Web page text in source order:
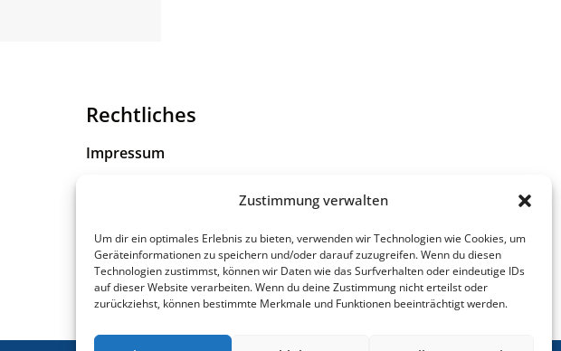
Zustimmung verwalten
Um dir ein optimales Erlebnis zu bieten, verwenden wir Technologien wie Cookies, um
Geräteinformationen zu speichern und/oder darauf zuzugreifen. Wenn du diesen
Technologien zustimmst, können wir Daten wie das Surfverhalten oder eindeutige IDs
auf dieser Website verarbeiten. Wenn du deine Zustimmung nicht erteilst oder
zurückziehst, können bestimmte Merkmale und Funktionen beeinträchtigt werden.
Rechtliches
Impressum
Barrierefreiheit